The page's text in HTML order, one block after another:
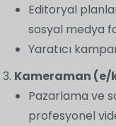
Editoryal
sosyal medya
Yaratıcı
Kameraman (e/
Pazarlama ve
profesyonel